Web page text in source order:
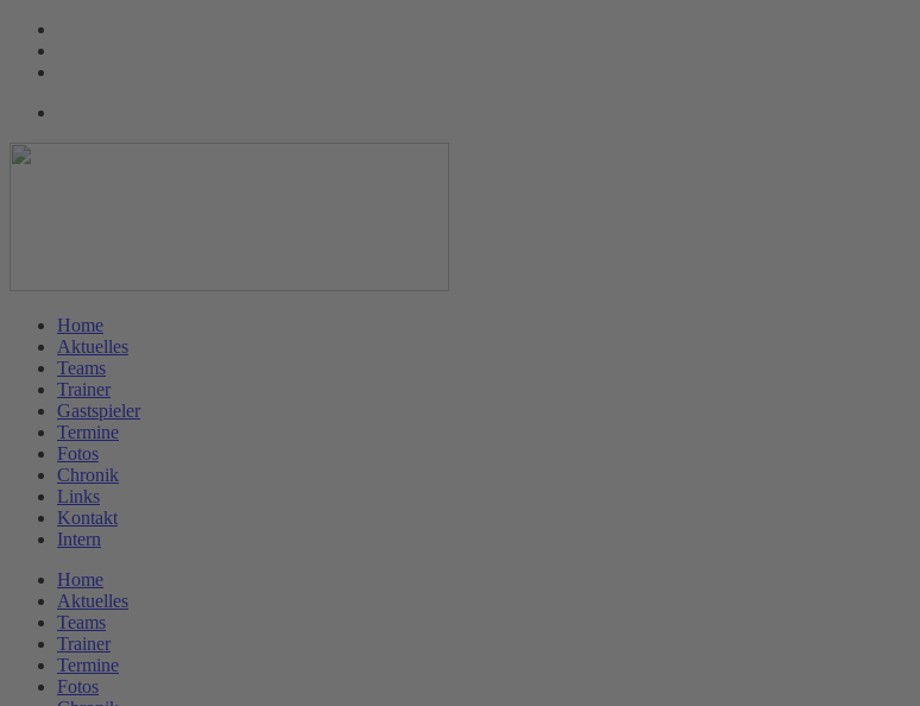
Home
Aktuelles
Teams
Trainer
Gastspieler
Termine
Fotos
Chronik
Links
Kontakt
Intern
Home
Aktuelles
Teams
Trainer
Termine
Fotos